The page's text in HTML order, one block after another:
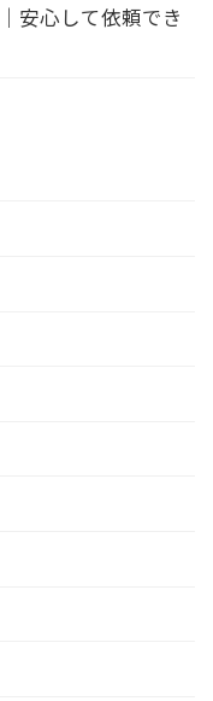
安心して依頼でき